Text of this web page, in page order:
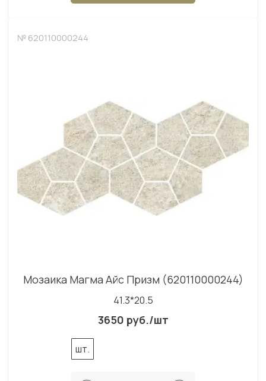
№ 620110000244
Мозаика Магма Айс Призм (620110000244)
41.3*20.5
3650 руб./шт
шт.